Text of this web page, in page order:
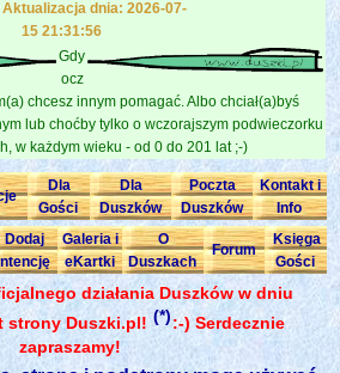
dnia: 2026-07-
15 21:31:56
Gdy
ocz
chcesz innym pomagać. Albo chciał(a)byś
lub choćby tylko o wczorajszym podwieczorku
w każdym wieku - od 0 do 201 lat ;-)
Dla
Gości
Dla
Duszków
Poczta
Duszków
Kontakt i
Info
Dodaj
Galeria i
eKartki
O
Duszkach
Forum
Księga
Gości
działania Duszków w dniu
strony Duszki.pl! (*):-) Serdecznie
zapraszamy!